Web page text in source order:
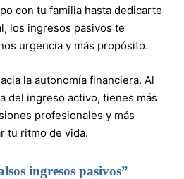
con tu familia hasta dedicarte
los ingresos pasivos te
urgencia y más propósito.
la autonomía financiera. Al
del ingreso activo, tienes más
profesionales y más
tu ritmo de vida.
ingresos pasivos”